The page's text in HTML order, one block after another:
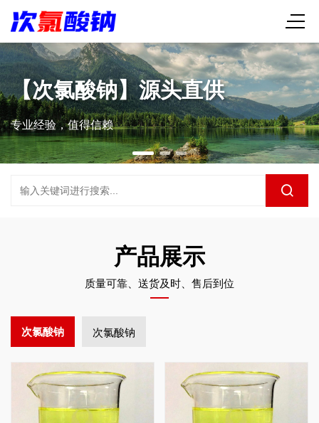
【次氯酸钠】源头直供
专业经验，值得信赖
产品展示
质量可靠、送货及时、售后到位
次氯酸钠 次氯酸钠